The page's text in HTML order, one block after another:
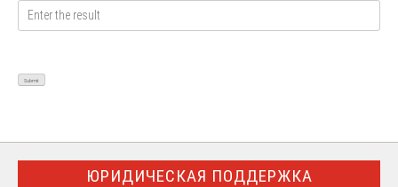
ЮРИДИЧЕСКАЯ ПОДДЕРЖКА